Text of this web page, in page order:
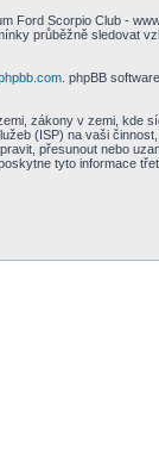
Ford Scorpio Club -
průběžně sledovat
. phpBB
zákony v zemi, kde
(ISP) na vaši
přesunout nebo
tyto informace